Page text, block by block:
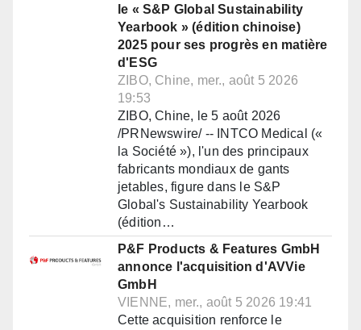
le « S&P Global Sustainability
Yearbook » (édition chinoise)
2025 pour ses progrès en matière
d'ESG
ZIBO, Chine, mer., août 5 2026
19:53
ZIBO, Chine, le 5 août 2026
/PRNewswire/ -- INTCO Medical («
la Société »), l'un des principaux
fabricants mondiaux de gants
jetables, figure dans le S&P
Global's Sustainability Yearbook
(édition…
P&F Products & Features GmbH
annonce l'acquisition d'AVVie
GmbH
VIENNE, mer., août 5 2026 19:41
Cette acquisition renforce le